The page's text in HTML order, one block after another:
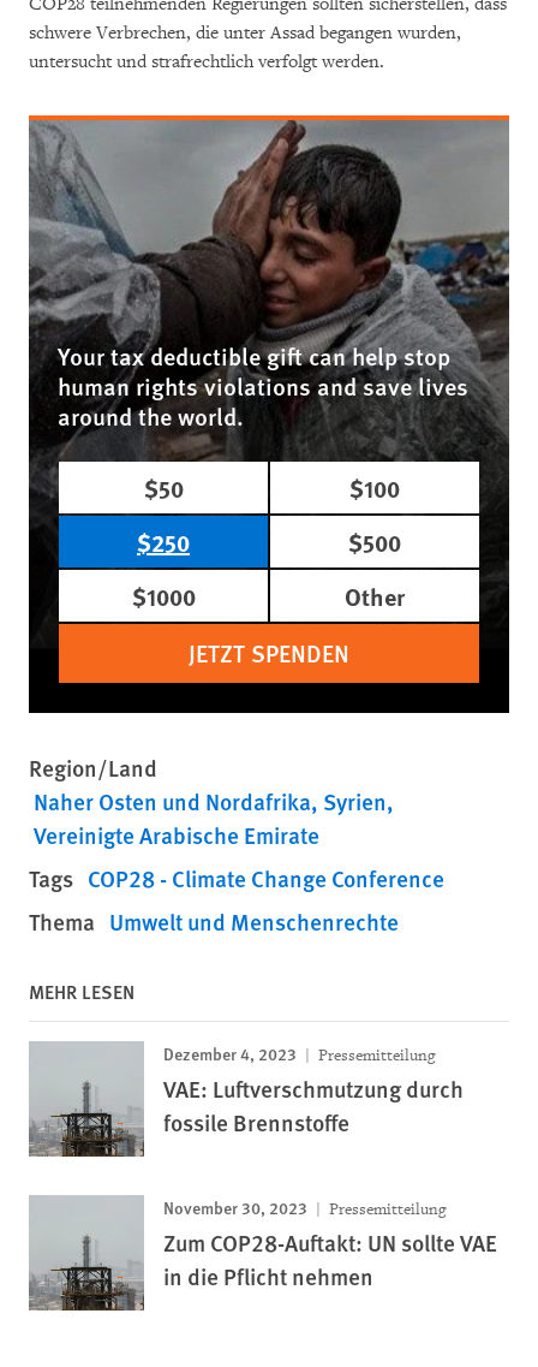
schwere Verbrechen, die unter Assad begangen wurden,
untersucht und strafrechtlich verfolgt werden.
Your tax deductible gift can help stop
human rights violations and save lives
around the world.
$50
$100
$250
$500
$1000
Other
JETZT SPENDEN
Region/Land
Naher Osten und Nordafrika Syrien
Vereinigte Arabische Emirate
Tags COP28 - Climate Change Conference
Thema Umwelt und Menschenrechte
MEHR LESEN
Dezember 4, 2023 Pressemitteilung
VAE: Luftverschmutzung durch
fossile Brennstoffe
November 30, 2023 Pressemitteilung
Zum COP28-Auftakt: UN sollte VAE
in die Pflicht nehmen